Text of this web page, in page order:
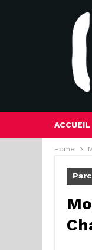
ACCUEIL
Home